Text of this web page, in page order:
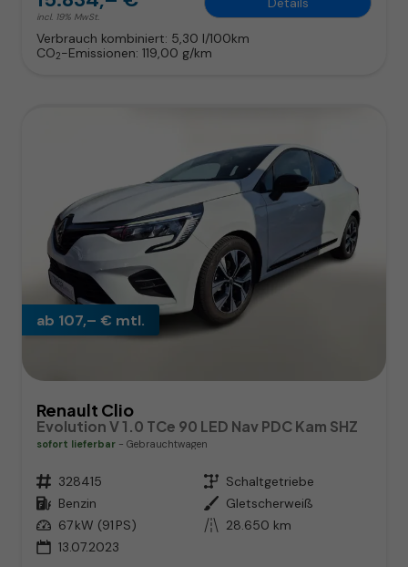
incl. 19% MwSt.
Verbrauch kombiniert: 5,30 l/100km
CO2-Emissionen: 119,00 g/km
ab 107,– € mtl.
Renault Clio
Evolution V 1.0 TCe 90 LED Nav PDC Kam SHZ
sofort lieferbar Gebrauchtwagen
Fahrzeugnr. 328415 Getriebe Schaltgetriebe
Kraftstoff Benzin Außenfarbe Gletscherweiß
Leistung 67 kW (91 PS) Kilometerstand 28.650 km
13.07.2023